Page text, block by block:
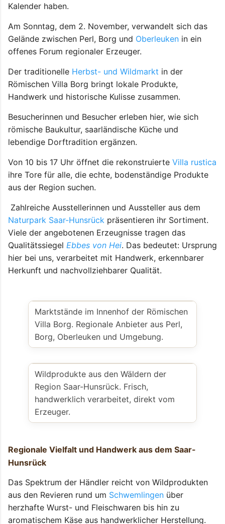
Kalender haben.
Am Sonntag, dem 2. November, verwandelt sich das
Gelände zwischen Perl, Borg und Oberleuken in ein
offenes Forum regionaler Erzeuger.
Der traditionelle Herbst- und Wildmarkt in der
Römischen Villa Borg bringt lokale Produkte,
Handwerk und historische Kulisse zusammen.
Besucherinnen und Besucher erleben hier, wie sich
römische Baukultur, saarländische Küche und
lebendige Dorftradition ergänzen.
Von 10 bis 17 Uhr öffnet die rekonstruierte Villa rustica
ihre Tore für alle, die echte, bodenständige Produkte
aus der Region suchen.
Zahlreiche Ausstellerinnen und Aussteller aus dem
Naturpark Saar-Hunsrück präsentieren ihr Sortiment.
Viele der angebotenen Erzeugnisse tragen das
Qualitätssiegel Ebbes von Hei. Das bedeutet: Ursprung
hier bei uns, verarbeitet mit Handwerk, erkennbarer
Herkunft und nachvollziehbarer Qualität.
Marktstände im Innenhof der Römischen
Villa Borg. Regionale Anbieter aus Perl,
Borg, Oberleuken und Umgebung.
Wildprodukte aus den Wäldern der
Region Saar-Hunsrück. Frisch,
handwerklich verarbeitet, direkt vom
Erzeuger.
Regionale Vielfalt und Handwerk aus dem Saar-
Hunsrück
Das Spektrum der Händler reicht von Wildprodukten
aus den Revieren rund um Schwemlingen über
herzhafte Wurst- und Fleischwaren bis hin zu
aromatischem Käse aus handwerklicher Herstellung.